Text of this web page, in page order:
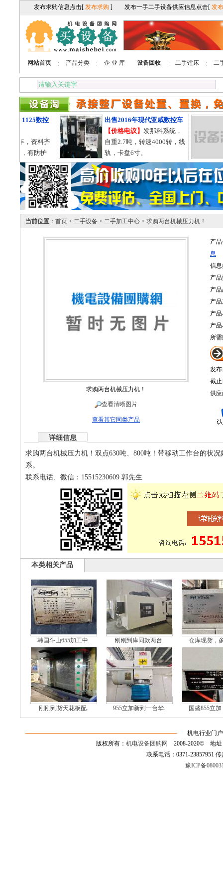
网站首页 产品分类 企 业 库 设备回收 二手镗床 二
火61125数控
11年，资料齐
，有防护
出售2016年现代亚威数控车
【价格电议】发那科系统，
自重2.7吨，转速4000转，线
轨，卡盘6寸。
当前位置 ： 首页 > 二手设备 > 二手加工中心 > 求购两台机械压力机！
求购两台机械压力机！
查看清晰图片
查看其它同类产品
产
息
信
产
产
产
产
产
所
发布
截止
供
详细信息
求购两台机械压力机！双点630吨、800吨！带移动工作台的状
系。
联系电话、微信：15515230609 郭先生
本类相关产品
韩国斗山655加工中. 刚刚到库同款两台. 仓库现货，
刚刚到货天花板配. 955立加新到一台华. 国盛855立
机电行业门
版权所有： 机电设备团购网
2008-2020© 地址
联系电话：0371-23857951
豫ICP备